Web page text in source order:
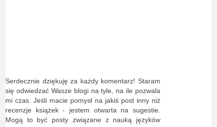
Serdecznie dziękuję za każdy komentarz! Staram
się odwiedzać Wasze blogi na tyle, na ile pozwala
mi czas. Jeśli macie pomysł na jakiś post inny niż
recenzje książek - jestem otwarta na sugestie.
Mogą to być posty związane z nauką języków